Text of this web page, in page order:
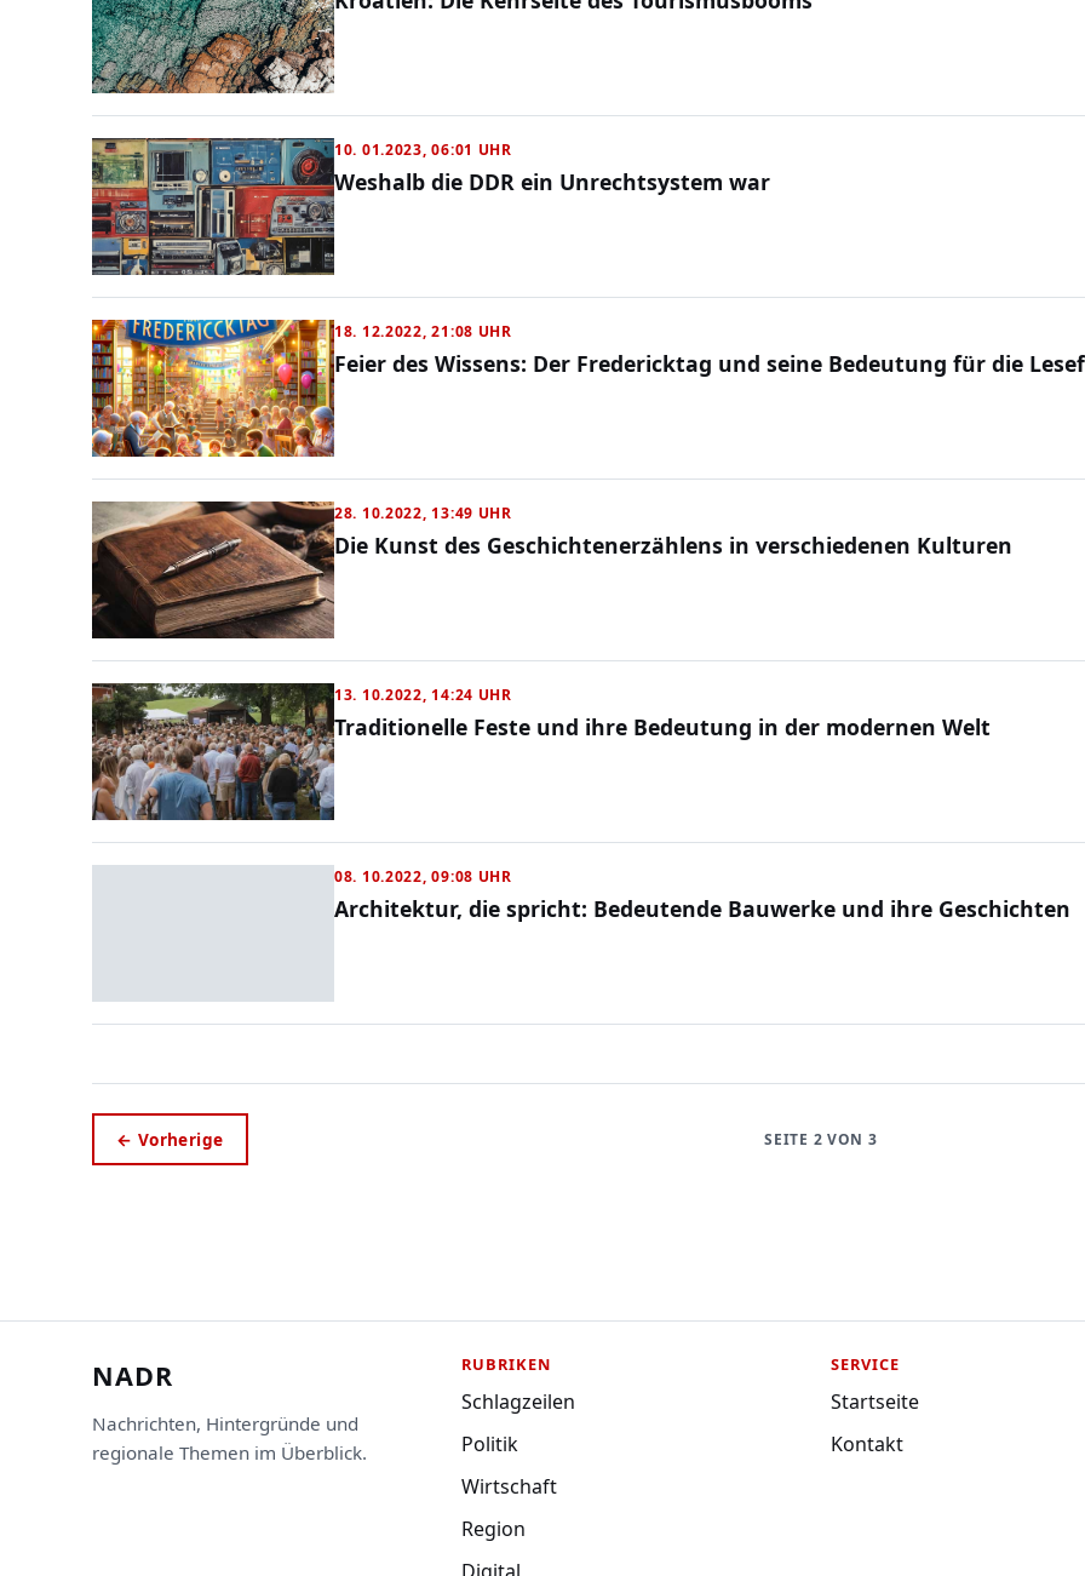
10. 01.2023, 06:01 UHR
Weshalb die DDR ein Unrechtsystem war
18. 12.2022, 21:08 UHR
Feier des Wissens: Der Fredericktag und seine Bedeutung für die
28. 10.2022, 13:49 UHR
Die Kunst des Geschichtenerzählens in verschiedenen Kulturen
13. 10.2022, 14:24 UHR
Traditionelle Feste und ihre Bedeutung in der modernen Welt
08. 10.2022, 09:08 UHR
Architektur, die spricht: Bedeutende Bauwerke und ihre Geschichten
← Vorherige SEITE 2 VON 3
NADR
Nachrichten, Hintergründe und
regionale Themen im Überblick.
RUBRIKEN
Schlagzeilen
Politik
Wirtschaft
Region
SERVICE
Startseite
Kontakt